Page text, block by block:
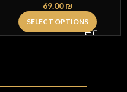
69.00₪
SELECT OPTIONS